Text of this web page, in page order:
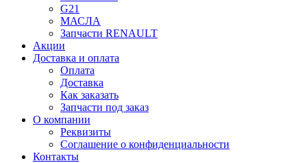
G21
МАСЛА
Запчасти RENAULT
Акции
Доставка и оплата
Оплата
Доставка
Как заказать
Запчасти под заказ
О компании
Реквизиты
Соглашение о конфиденциальности
Контакты